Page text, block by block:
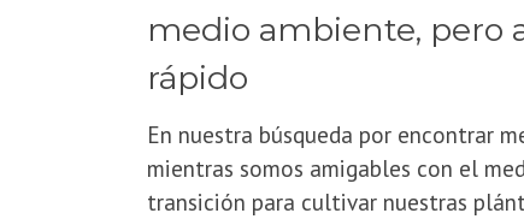
medio ambiente, pero
rápido
En nuestra búsqueda por encontrar
mientras somos amigables con el
transición para cultivar nuestras